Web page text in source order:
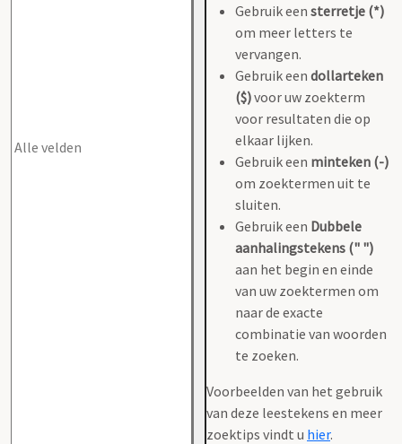
Gebruik een sterretje (*)
om meer letters te
vervangen.
Gebruik een dollarteken
($)voor uw zoekterm
voor resultaten die op
elkaar lijken.
Gebruik een minteken (-)
om zoektermen uit te
sluiten.
Gebruik een Dubbele
aanhalingstekens (" ")
aan het begin en einde
van uw zoektermen om
naar de exacte
combinatie van woorden
te zoeken.
Voorbeelden van het gebruik
van deze leestekens en meer
zoektips vindt u hier.